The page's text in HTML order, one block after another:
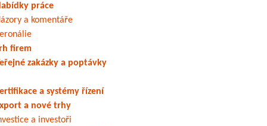
práce
a komentáře
firem
zakázky a poptávky
a systémy řízení
a nové trhy
a investoři